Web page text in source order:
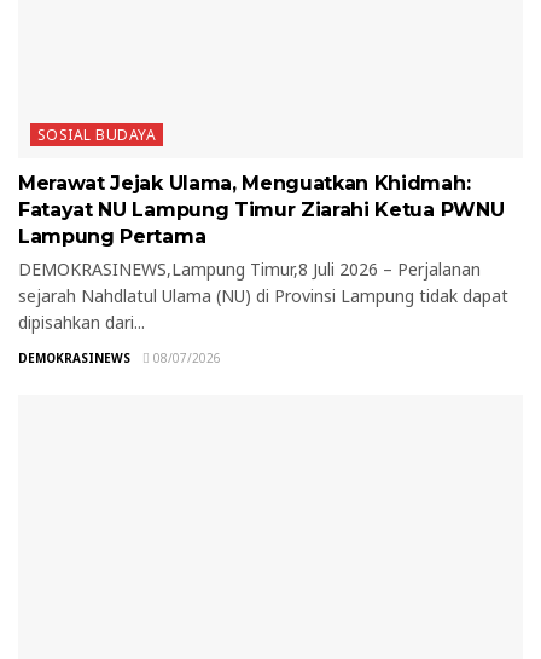
SOSIAL BUDAYA
Merawat Jejak Ulama, Menguatkan Khidmah:
Fatayat NU Lampung Timur Ziarahi Ketua PWNU
Lampung Pertama
DEMOKRASINEWS,Lampung Timur,8 Juli 2026 – Perjalanan
sejarah Nahdlatul Ulama (NU) di Provinsi Lampung tidak dapat
dipisahkan dari...
DEMOKRASINEWS 08/07/2026